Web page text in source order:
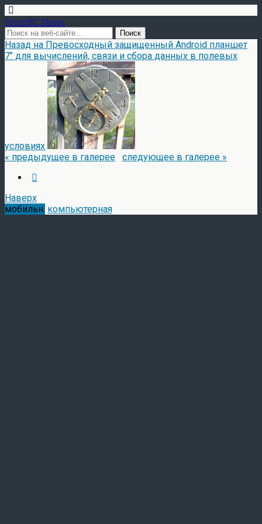
PromPC News
Назад на Превосходный защищенный Android планшет
7″ для вычислений, связи и сбора данных в полевых
условиях
« предыдущее в галерее
следующее в галерее »
Наверх
мобильн. компьютерная